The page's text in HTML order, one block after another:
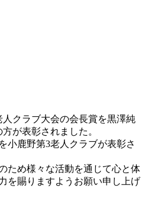
クラブ大会の会長賞を黒澤純
が表彰されました。
小鹿野第3老人クラブが表彰さ
ため様々な活動を通じて心と体
を賜りますようお願い申し上げ